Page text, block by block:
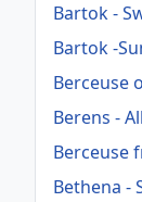
Bartok -
Bartok -
Berceuse
Berens -
Berceuse
Bethena -